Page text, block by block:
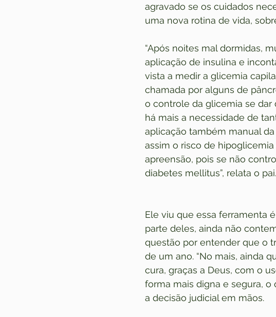
agravado se os cuidados
uma nova rotina de vida,
“Após noites mal dormidas,
aplicação de insulina e
vista a medir a glicemia
chamada por alguns de
o controle da glicemia se dar
há mais a necessidade de
aplicação também manual
assim o risco de
apreensão, pois se não
diabetes mellitus”, relata o pai.
Ele viu que essa ferramenta
parte deles, ainda não
questão por entender que o
de um ano. “No mais, ainda
cura, graças a Deus, com o
forma mais digna e segura, o
a decisão judicial em mãos.